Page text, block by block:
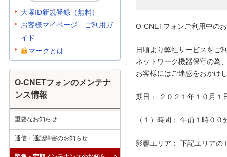
O-CNETフォンご利用中の
日頃より弊社サービスをご
ネットワーク機器保守の為
お客様にはご迷惑をおかけ
期日： ２０２１年１０月１
（１）時間： 午前１時０
影響エリア： 下記エリアの
大塚ID新規登録（無料）
お客様マイページ ご利用ガ
イド
マークとは
O-CNETフォンのメンテナ
ンス情報
重要なお知らせ
通信・通話障害のお知らせ